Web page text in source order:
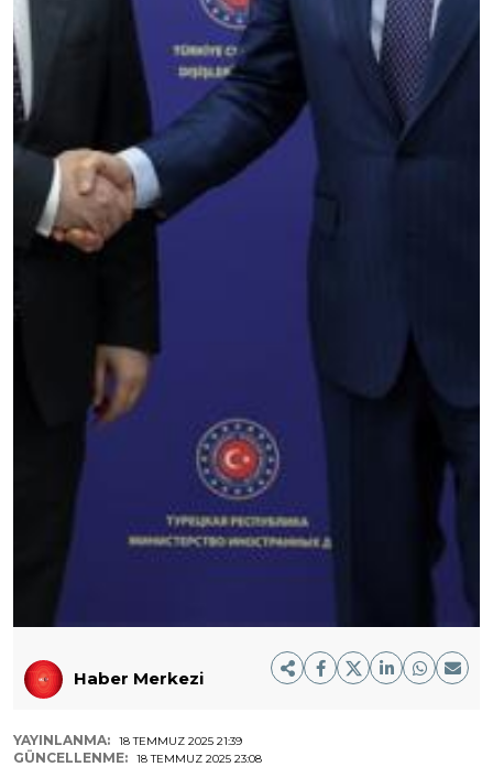
Haber Merkezi
YAYINLANMA: 18 TEMMUZ 2025 21:39
GÜNCELLENME: 18 TEMMUZ 2025 23:08